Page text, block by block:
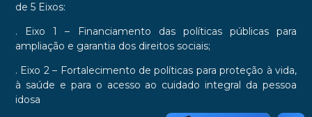
de 5 Eixos:
. Eixo 1 – Financiamento das políticas públicas para
ampliação e garantia dos direitos sociais;
. Eixo 2 – Fortalecimento de políticas para proteção à vida,
à saúde e para o acesso ao cuidado integral da pessoa
idosa